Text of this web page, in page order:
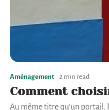
Aménagement 2 min read
Comment
Au même titre qu’un portail,